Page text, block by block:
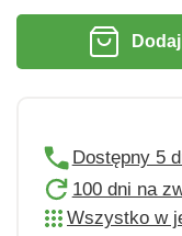
Dostępny 5
100 dni na
Wszystko w